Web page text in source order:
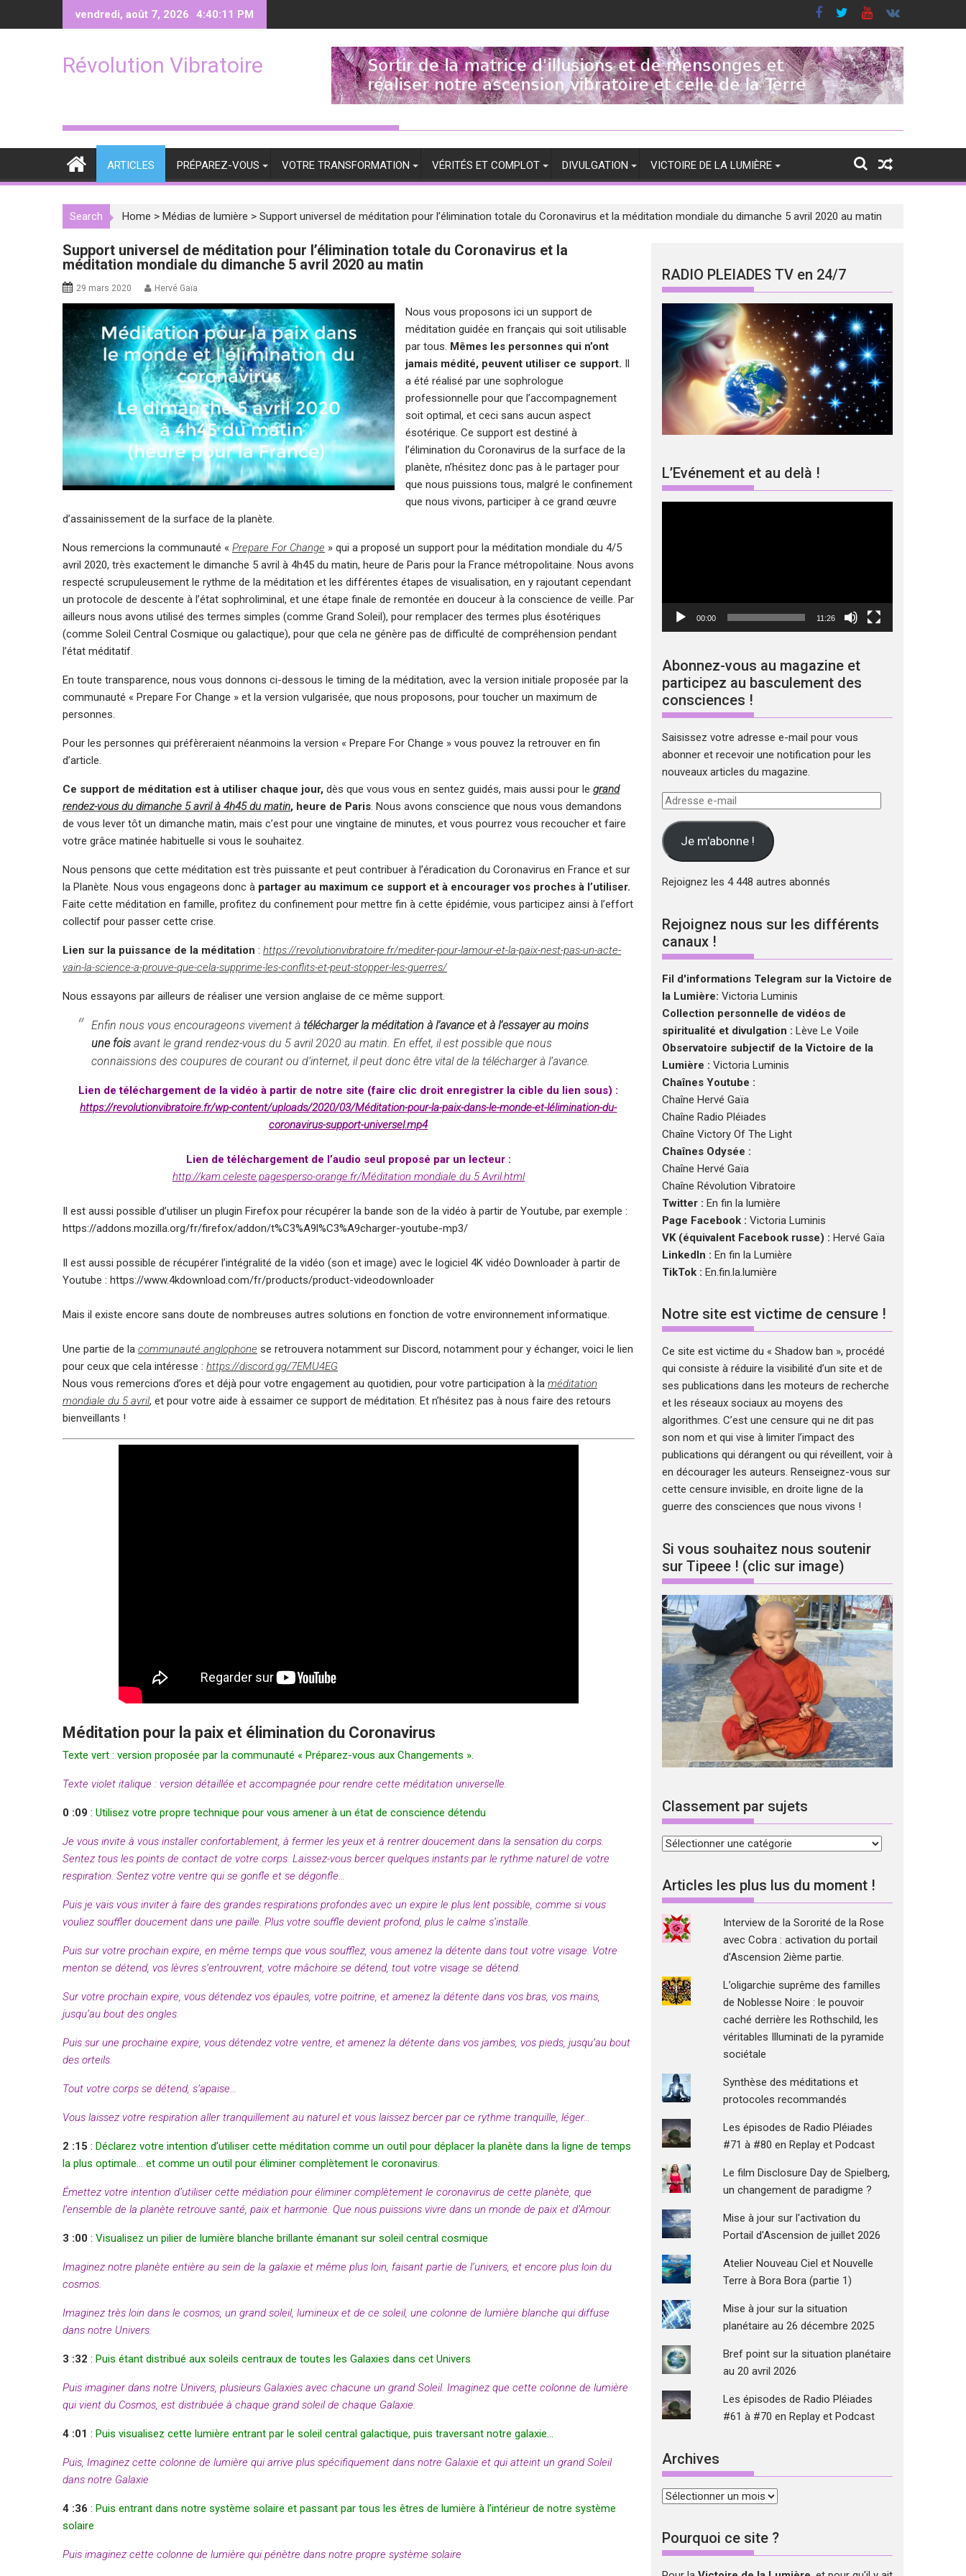
vendredi, août 7, 2026 4:40:12 PM
Révolution Vibratoire
ARTICLES PRÉPAREZ-VOUS VOTRE TRANSFORMATION VÉRITÉS ET COMPLOT DIVULGATION VICTOIRE DE LA LUMIÈRE
Search Home > Médias de lumière > Support universel de méditation pour l’élimination totale du Coronavirus et la méditation mondiale du dimanche 5 avril 2020 au matin
Support universel de méditation pour l’élimination totale du Coronavirus et la
méditation mondiale du dimanche 5 avril 2020 au matin
29 mars 2020 Hervé Gaïa
Nous vous proposons ici un support de
méditation guidée en français qui soit utilisable
par tous. Mêmes les personnes qui n’ont
jamais médité, peuvent utiliser ce support. Il
a été réalisé par une sophrologue
professionnelle pour que l’accompagnement
soit optimal, et ceci sans aucun aspect
ésotérique. Ce support est destiné à
l’élimination du Coronavirus de la surface de la
planète, n’hésitez donc pas à le partager pour
que nous puissions tous, malgré le confinement
que nous vivons, participer à ce grand œuvre
d’assainissement de la surface de la planète.
Nous remercions la communauté « Prepare For Change » qui a proposé un support pour la méditation mondiale du 4/5
avril 2020, très exactement le dimanche 5 avril à 4h45 du matin, heure de Paris pour la France métropolitaine. Nous avons
respecté scrupuleusement le rythme de la méditation et les différentes étapes de visualisation, en y rajoutant cependant
un protocole de descente à l’état sophroliminal, et une étape finale de remontée en douceur à la conscience de veille. Par
ailleurs nous avons utilisé des termes simples (comme Grand Soleil), pour remplacer des termes plus ésotériques
(comme Soleil Central Cosmique ou galactique), pour que cela ne génère pas de difficulté de compréhension pendant
l’état méditatif.
En toute transparence, nous vous donnons ci-dessous le timing de la méditation, avec la version initiale proposée par la
communauté « Prepare For Change » et la version vulgarisée, que nous proposons, pour toucher un maximum de
personnes.
Pour les personnes qui préfèreraient néanmoins la version « Prepare For Change » vous pouvez la retrouver en fin
d’article.
Ce support de méditation est à utiliser chaque jour, dès que vous vous en sentez guidés, mais aussi pour le grand
rendez-vous du dimanche 5 avril à 4h45 du matin, heure de Paris . Nous avons conscience que nous vous demandons
de vous lever tôt un dimanche matin, mais c’est pour une vingtaine de minutes, et vous pourrez vous recoucher et faire
votre grâce matinée habituelle si vous le souhaitez.
Nous pensons que cette méditation est très puissante et peut contribuer à l’éradication du Coronavirus en France et sur
la Planète. Nous vous engageons donc à partager au maximum ce support et à encourager vos proches à l’utiliser.
Faite cette méditation en famille, profitez du confinement pour mettre fin à cette épidémie, vous participez ainsi à l’effort
collectif pour passer cette crise.
Lien sur la puissance de la méditation : https://revolutionvibratoire.fr/mediter-pour-lamour-et-la-paix-nest-pas-un-acte-
vain-la-science-a-prouve-que-cela-supprime-les-conflits-et-peut-stopper-les-guerres/
Nous essayons par ailleurs de réaliser une version anglaise de ce même support.
Enfin nous vous encourageons vivement à télécharger la méditation à l’avance et à l’essayer au moins
une fois avant le grand rendez-vous du 5 avril 2020 au matin. En effet, il est possible que nous
connaissions des coupures de courant ou d’internet, il peut donc être vital de la télécharger à l’avance.
Lien de téléchargement de la vidéo à partir de notre site (faire clic droit enregistrer la cible du lien sous) :
https://revolutionvibratoire.fr/wp-content/uploads/2020/03/Méditation-pour-la-paix-dans-le-monde-et-lélimination-du-
coronavirus-support-universel.mp4
Lien de téléchargement de l’audio seul proposé par un lecteur :
http://kam.celeste.pagesperso-orange.fr/Méditation mondiale du 5 Avril.html
Il est aussi possible d’utiliser un plugin Firefox pour récupérer la bande son de la vidéo à partir de Youtube, par exemple :
https://addons.mozilla.org/fr/firefox/addon/t%C3%A9l%C3%A9charger-youtube-mp3/
Il est aussi possible de récupérer l’intégralité de la vidéo (son et image) avec le logiciel 4K vidéo Downloader à partir de
Youtube : https://www.4kdownload.com/fr/products/product-videodownloader
Mais il existe encore sans doute de nombreuses autres solutions en fonction de votre environnement informatique.
Une partie de la communauté anglophone se retrouvera notamment sur Discord, notamment pour y échanger, voici le lien
pour ceux que cela intéresse : https://discord.gg/7EMU4EG
Nous vous remercions d’ores et déjà pour votre engagement au quotidien, pour votre participation à la méditation
mondiale du 5 avril, et pour votre aide à essaimer ce support de méditation. Et n’hésitez pas à nous faire des retours
bienveillants !
Méditation pour la paix et élimination du Coronavirus
Texte vert : version proposée par la communauté « Préparez-vous aux Changements ».
Texte violet italique : version détaillée et accompagnée pour rendre cette méditation universelle.
0 :09 : Utilisez votre propre technique pour vous amener à un état de conscience détendu
Je vous invite à vous installer confortablement, à fermer les yeux et à rentrer doucement dans la sensation du corps.
Sentez tous les points de contact de votre corps. Laissez-vous bercer quelques instants par le rythme naturel de votre
respiration. Sentez votre ventre qui se gonfle et se dégonfle…
Puis je vais vous inviter à faire des grandes respirations profondes avec un expire le plus lent possible, comme si vous
vouliez souffler doucement dans une paille. Plus votre souffle devient profond, plus le calme s’installe.
Puis sur votre prochain expire, en même temps que vous soufflez, vous amenez la détente dans tout votre visage. Votre
menton se détend, vos lèvres s’entrouvrent, votre mâchoire se détend, tout votre visage se détend.
Sur votre prochain expire, vous détendez vos épaules, votre poitrine, et amenez la détente dans vos bras, vos mains,
jusqu’au bout des ongles.
Puis sur une prochaine expire, vous détendez votre ventre, et amenez la détente dans vos jambes, vos pieds, jusqu’au bout
des orteils.
Tout votre corps se détend, s’apaise…
Vous laissez votre respiration aller tranquillement au naturel et vous laissez bercer par ce rythme tranquille, léger…
2 :15 : Déclarez votre intention d’utiliser cette méditation comme un outil pour déplacer la planète dans la ligne de temps
la plus optimale… et comme un outil pour éliminer complètement le coronavirus.
Émettez votre intention d’utiliser cette médiation pour éliminer complètement le coronavirus de cette planète, que
l’ensemble de la planète retrouve santé, paix et harmonie. Que nous puissions vivre dans un monde de paix et d’Amour.
3 :00 : Visualisez un pilier de lumière blanche brillante émanant sur soleil central cosmique
Imaginez notre planète entière au sein de la galaxie et même plus loin, faisant partie de l’univers, et encore plus loin du
cosmos.
Imaginez très loin dans le cosmos, un grand soleil, lumineux et de ce soleil, une colonne de lumière blanche qui diffuse
dans notre Univers.
3 :32 : Puis étant distribué aux soleils centraux de toutes les Galaxies dans cet Univers
Puis imaginer dans notre Univers, plusieurs Galaxies avec chacune un grand Soleil. Imaginez que cette colonne de lumière
qui vient du Cosmos, est distribuée à chaque grand soleil de chaque Galaxie.
4 :01 : Puis visualisez cette lumière entrant par le soleil central galactique, puis traversant notre galaxie…
Puis, Imaginez cette colonne de lumière qui arrive plus spécifiquement dans notre Galaxie et qui atteint un grand Soleil
dans notre Galaxie
4 :36 : Puis entrant dans notre système solaire et passant par tous les êtres de lumière à l’intérieur de notre système
solaire
Puis imaginez cette colonne de lumière qui pénètre dans notre propre système solaire
RADIO PLEIADES TV en 24/7
L’Evénement et au delà !
00:00 11:26
Abonnez-vous au magazine et
participez au basculement des
consciences !
Saisissez votre adresse e-mail pour vous
abonner et recevoir une notification pour les
nouveaux articles du magazine.
Adresse
mail Je m'abonne !
Rejoignez les 4 448 autres abonnés
Rejoignez nous sur les différents
canaux !
Fil d'informations Telegram sur la Victoire de
la Lumière: Victoria Luminis
Collection personnelle de vidéos de
spiritualité et divulgation : Lève Le Voile
Observatoire subjectif de la Victoire de la
Lumière : Victoria Luminis
Chaînes Youtube :
Chaîne Hervé Gaïa
Chaîne Radio Pléiades
Chaîne Victory Of The Light
Chaînes Odysée :
Chaîne Hervé Gaïa
Chaîne Révolution Vibratoire
Twitter : En fin la lumière
Page Facebook : Victoria Luminis
VK (équivalent Facebook russe) : Hervé Gaïa
LinkedIn : En fin la Lumière
TikTok : En.fin.la.lumière
Notre site est victime de censure !
Ce site est victime du « Shadow ban », procédé
qui consiste à réduire la visibilité d’un site et de
ses publications dans les moteurs de recherche
et les réseaux sociaux au moyens des
algorithmes. C’est une censure qui ne dit pas
son nom et qui vise à limiter l’impact des
publications qui dérangent ou qui réveillent, voir à
en décourager les auteurs. Renseignez-vous sur
cette censure invisible, en droite ligne de la
guerre des consciences que nous vivons !
Si vous souhaitez nous soutenir
sur Tipeee ! (clic sur image)
Classement par sujets
Classement
sujets
Articles les plus lus du moment !
Interview de la Sororité de la Rose
avec Cobra : activation du portail
d'Ascension 2ième partie.
L’oligarchie suprême des familles
de Noblesse Noire : le pouvoir
caché derrière les Rothschild, les
véritables Illuminati de la pyramide
sociétale
Synthèse des méditations et
protocoles recommandés
Les épisodes de Radio Pléiades
#71 à #80 en Replay et Podcast
Le film Disclosure Day de Spielberg,
un changement de paradigme ?
Mise à jour sur l'activation du
Portail d'Ascension de juillet 2026
Atelier Nouveau Ciel et Nouvelle
Terre à Bora Bora (partie 1)
Mise à jour sur la situation
planétaire au 26 décembre 2025
Bref point sur la situation planétaire
au 20 avril 2026
Les épisodes de Radio Pléiades
#61 à #70 en Replay et Podcast
Archives
Archives
Pourquoi ce site ?